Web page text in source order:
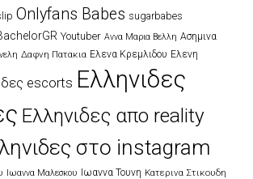
Onlyfans Babes sugarbabes
Youtuber Αννα Μαρια Βελλη Ασημινα
Δαφνη Πατακια Ελενα Κρεμλιδου Ελενη
escorts Ελληνιδες
Ελληνιδες απο reality
στο instagram
Ιωαννα Μαλεσκου Ιωαννα Τουνη Κατερινα Στικουδη